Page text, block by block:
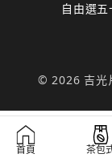
自由選
© 2026 吉光
首頁 茶包